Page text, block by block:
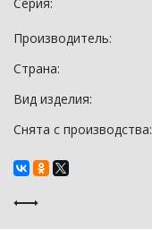
Производитель:
Страна:
Вид изделия:
Снята с производства: